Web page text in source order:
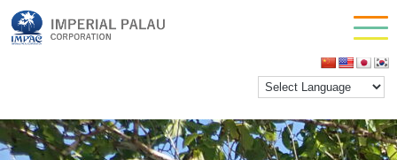
OLYMPUS DIGITAL CAMERA
inpactestuser |2023年2月21日